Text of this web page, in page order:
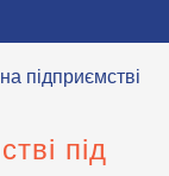
підприємстві
під